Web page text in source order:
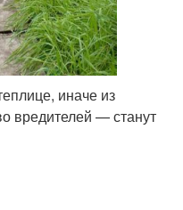
иначе из
вредителей — станут